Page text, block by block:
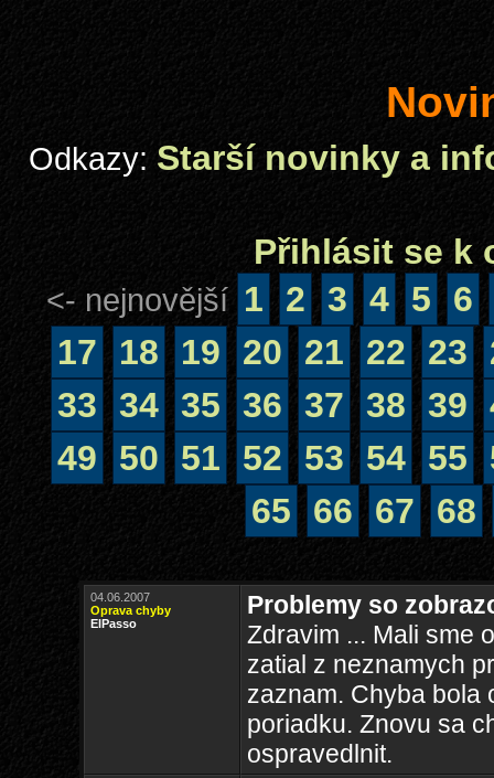
Odkazy: Starší novinky a
Přihlásit se k
<- nejnovější 1 2 3 4 5
6
17
18 19 20 21 22 23
33 34 35 36 37 38 39
49
50 51 52 53 54 55
65
66 67 68
04.06.2007
Oprava chyby
ElPasso
Problemy so
Zdravim ... Mali sme
zatial z neznamych
zaznam. Chyba bola
poriadku. Znovu sa
ospravedlnit.